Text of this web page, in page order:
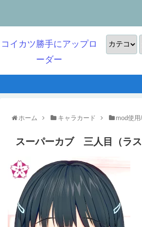
コイカツ勝手にアップロ
ーダー
ホーム キャラカード mod使用
スーパーカブ 三人目（ラス